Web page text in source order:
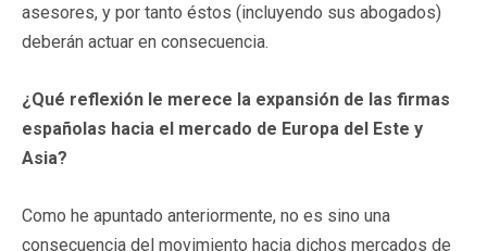
asesores, y por tanto éstos (incluyendo sus abogados)
deberán actuar en consecuencia.
¿Qué reflexión le merece la expansión de las firmas
españolas hacia el mercado de Europa del Este y
Asia?
Como he apuntado anteriormente, no es sino una
consecuencia del movimiento hacia dichos mercados de